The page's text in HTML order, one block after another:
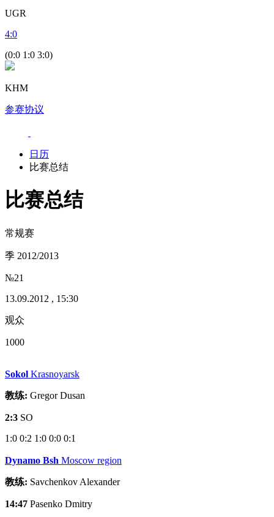
UGR
4:0
(0:0 1:0 3:0)
KHM
参赛协议
日历
比赛总结
比赛总结
常规赛
季 2012/2013
№21
13.09.2012 , 15:30
观众
1000
Sokol Krasnoyarsk
教练: Gregor Dusan
2:3 SO
1:0 0:2 1:0 0:0 0:1
Dynamo Bsh Moscow region
教练: Savchenkov Alexander
14:47 Pasenko Dmitry